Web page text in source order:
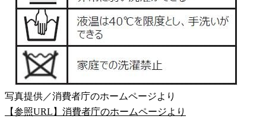
写真提供／消費者庁のホームページより
【参照URL】消費者庁のホームページより